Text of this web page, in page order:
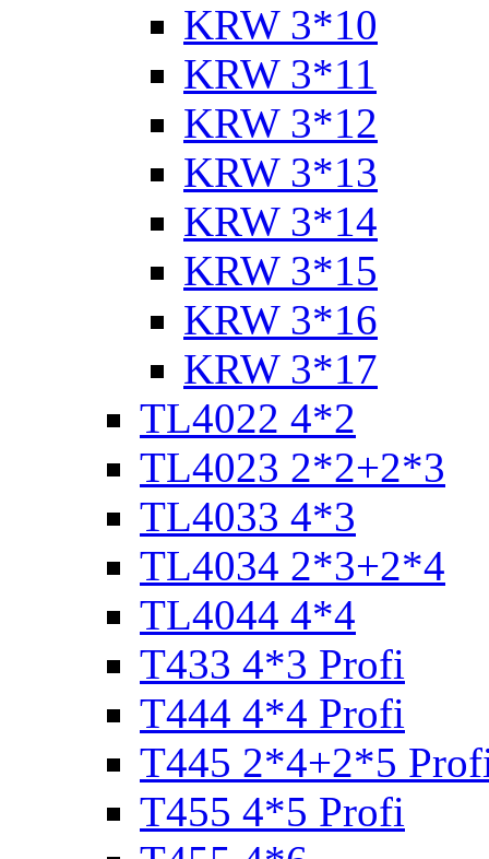
KRW 3*10
KRW 3*11
KRW 3*12
KRW 3*13
KRW 3*14
KRW 3*15
KRW 3*16
KRW 3*17
TL4022 4*2
TL4023 2*2+2*3
TL4033 4*3
TL4034 2*3+2*4
TL4044 4*4
T433 4*3 Profi
T444 4*4 Profi
T445 2*4+2*5
T455 4*5 Profi